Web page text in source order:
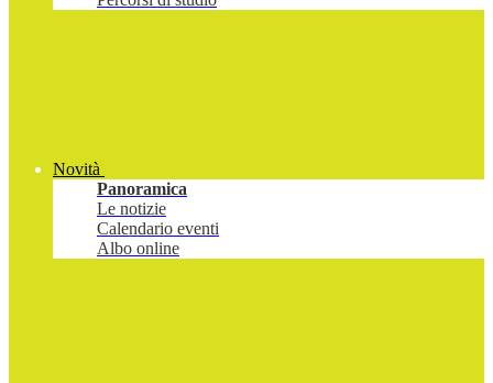
Novità
Panoramica
Le notizie
Calendario eventi
Albo online